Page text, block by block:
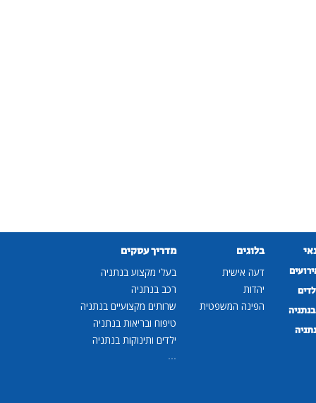
בלוגים
דעה אישית
יהדות
הפינה המשפטית
מדריך עסקים
בעלי מקצוע בנתניה
רכב בנתניה
שרותים מקצועיים בנתניה
טיפוח ובריאות בנתניה
ילדים ותינוקות בנתניה